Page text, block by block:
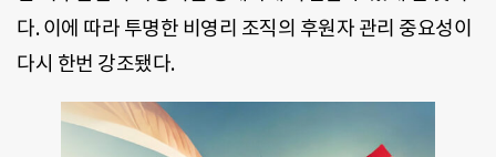
다. 이에 따라 투명한 비영리 조직의 후원자 관리 중요성이
다시 한번 강조됐다.